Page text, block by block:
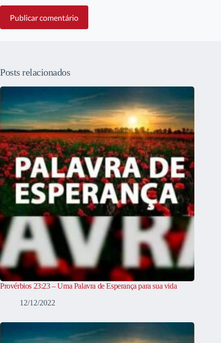
Publicar comentário
Posts relacionados
Provérbios 23:23 – Uma Palavra de Esperança para sua vida
12/12/2022